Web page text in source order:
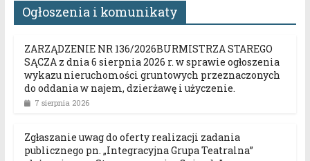
Ogłoszenia i komunikaty
ZARZĄDZENIE NR 136/2026BURMISTRZA STAREGO
SĄCZA z dnia 6 sierpnia 2026 r. w sprawie ogłoszenia
wykazu nieruchomości gruntowych przeznaczonych
do oddania w najem, dzierżawę i użyczenie.
7 sierpnia 2026
Zgłaszanie uwag do oferty realizacji zadania
publicznego pn. „Integracyjna Grupa Teatralna”